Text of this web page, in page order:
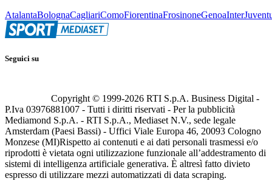
AtalantaBolognaCagliariComoFiorentinaFrosinoneGenoaInter
Seguici su
Copyright © 1999-2026 RTI S.p.A. Business Digital -
P.Iva 03976881007 - Tutti i diritti riservati - Per la pubblicità
Mediamond S.p.A. - RTI S.p.A., Mediaset N.V., sede legale
Amsterdam (Paesi Bassi) - Uffici Viale Europa 46, 20093 Cologno
Monzese (MI)Rispetto ai contenuti e ai dati personali trasmessi e/o
riprodotti è vietata ogni utilizzazione funzionale all’addestramento di
sistemi di intelligenza artificiale generativa. È altresì fatto divieto
espresso di utilizzare mezzi automatizzati di data scraping.